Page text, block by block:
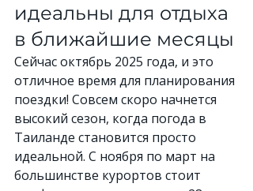
идеальны для отдыха
в ближайшие месяцы
Сейчас октябрь 2025 года, и это
отличное время для планирования
поездки! Совсем скоро начнется
высокий сезон, когда погода в
Таиланде становится просто
идеальной. С ноября по март на
большинстве курортов стоит